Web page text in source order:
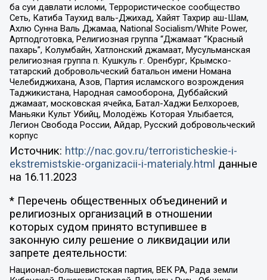
ба суи давлати исломи, Террористическое сообщество
Сеть, Катиба Таухид валь-Джихад, Хайят Тахрир аш-Шам,
Ахлю Сунна Валь Джамаа, National Socialism/White Power,
Артподготовка, Религиозная группа “Джамаат “Красный
пахарь”, Колумбайн, Хатлонский джамаат, Мусульманская
религиозная группа п. Кушкуль г. Оренбург, Крымско-
татарский добровольческий батальон имени Номана
Челебиджихана, Азов, Партия исламского возрождения
Таджикистана, Народная самооборона, Дуббайский
джамаат, московская ячейка, Батал-Хаджи Белхороев,
Маньяки Культ Убийц, Молодёжь Которая Улыбается,
Легион Свобода России, Айдар, Русский добровольческий
корпус
Источник: http://nac.gov.ru/terroristicheskie-i-
ekstremistskie-organizacii-i-materialy.html данные
на 16.11.2023
* Перечень общественных объединений и
религиозных организаций в отношении
которых судом принято вступившее в
законную силу решение о ликвидации или
запрете деятельности:
Национал-большевистская партия, ВЕК РА, Рада земли